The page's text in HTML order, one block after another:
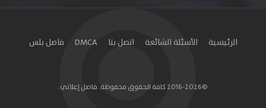
الرئيسية الأسئلة الشائعة اتصل بنا DMCA فاصل بلس
©2016-2026 كافة الحقوق محفوظة. فاصل إعلاني.